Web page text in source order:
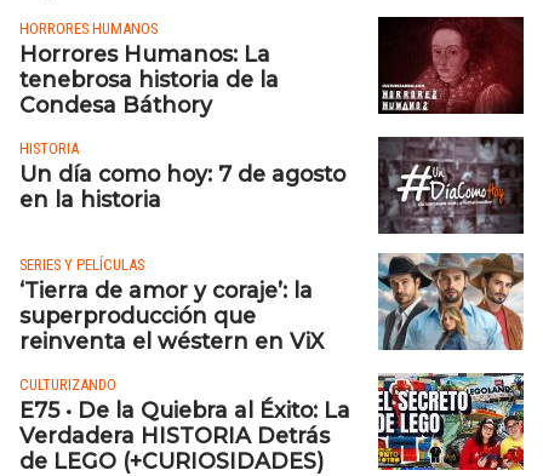
HORRORES HUMANOS
Horrores Humanos: La
tenebrosa historia de la
Condesa Báthory
HISTORIA
Un día como hoy: 7 de agosto
en la historia
SERIES Y PELÍCULAS
‘Tierra de amor y coraje’: la
superproducción que
reinventa el wéstern en ViX
CULTURIZANDO
E75 • De la Quiebra al Éxito: La
Verdadera HISTORIA Detrás
de LEGO (+CURIOSIDADES)